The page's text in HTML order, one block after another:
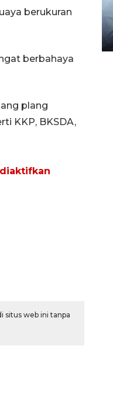
berukuran
berbahaya
plang
KKP, BKSDA,
situs web ini tanpa
pemilu